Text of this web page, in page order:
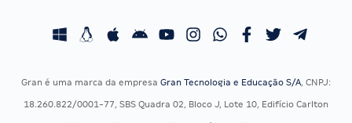
Concursos Fiscais
Calendário OAB
Gran é uma marca da empresa Gran Tecnologia e Educação S/A, CNPJ:
18.260.822/0001-77, SBS Quadra 02, Bloco J, Lote 10, Edifício Carlton